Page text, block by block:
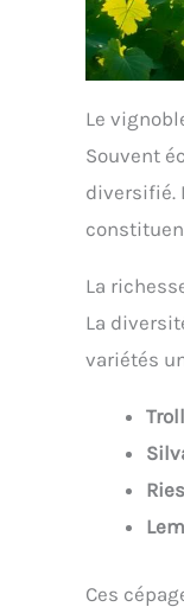
Le
Souvent
diversifié.
La
La
variétés
Ces